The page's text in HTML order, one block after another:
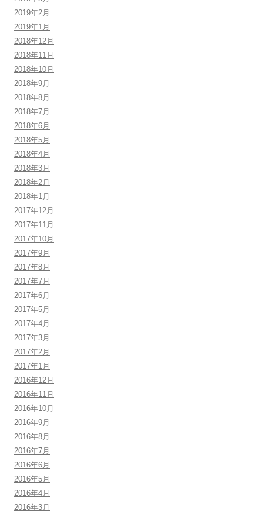
2019年2月
2019年1月
2018年12月
2018年11月
2018年10月
2018年9月
2018年8月
2018年7月
2018年6月
2018年5月
2018年4月
2018年3月
2018年2月
2018年1月
2017年12月
2017年11月
2017年10月
2017年9月
2017年8月
2017年7月
2017年6月
2017年5月
2017年4月
2017年3月
2017年2月
2017年1月
2016年12月
2016年11月
2016年10月
2016年9月
2016年8月
2016年7月
2016年6月
2016年5月
2016年4月
2016年3月